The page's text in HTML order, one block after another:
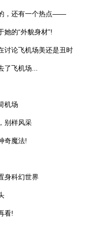
还有一个热点——
的“外貌身材”!
论飞机场美还是丑时
飞机场...
场
样风采
魔法!
科幻世界
看!